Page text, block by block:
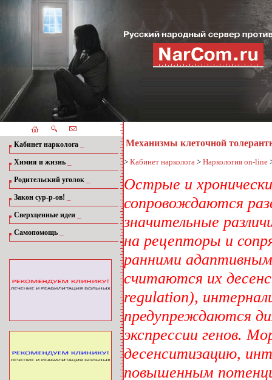
Кабинет нарколога
Химия и жизнь
Родительский уголок
Закон сур-р-ов!
Сверхценные идеи
Самопомощь
Механизмы клеточной
> Кабинет нарколога > Наркология on-line
Острые и
сопровождаются
значительные
на рецепторы и
ранними
считаются их
regulation),
предупреждаются
экспрессии генов.
десенситизацию,
повышенным